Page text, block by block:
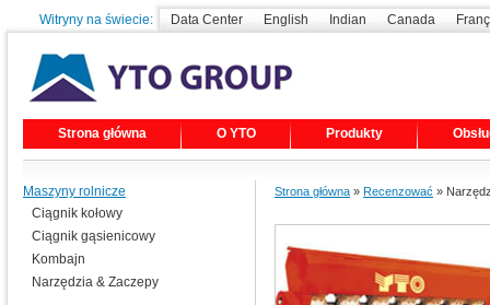
Witryny na świecie: Data Center English Indian Canada
Strona główna O YTO Produkty
Strona główna » Recenzować »
Maszyny rolnicze
Ciągnik kołowy
Ciągnik gąsienicowy
Kombajn
Narzędzia & Zaczepy